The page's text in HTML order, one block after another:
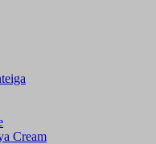
Cream